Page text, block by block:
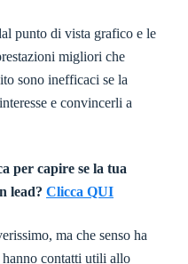
punto di vista grafico e le
migliori che
sono inefficaci se la
e convincerli a
per capire se la tua
lead? Clicca QUI
ma che senso ha
hanno contatti utili allo